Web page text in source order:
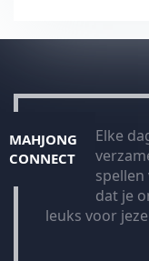
MAHJONG
CONNECT
Elke
dat je
leuks voor